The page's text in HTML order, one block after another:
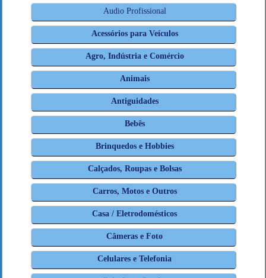
Audio Profissional
Acessórios para Veículos
Agro, Indústria e Comércio
Animais
Antiguidades
Bebês
Brinquedos e Hobbies
Calçados, Roupas e Bolsas
Carros, Motos e Outros
Casa / Eletrodomésticos
Câmeras e Foto
Celulares e Telefonia